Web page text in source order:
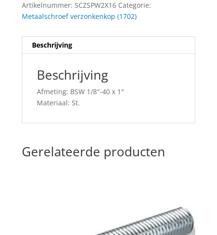
Artikelnummer: SCZSPW2X16 Categorie:
Metaalschroef verzonkenkop (1702)
Beschrijving
Beschrijving
Afmeting: BSW 1/8″-40 x 1″
Materiaal: St.
Gerelateerde producten